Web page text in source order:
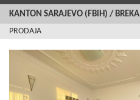
KANTON SARAJEVO (FBiH) / BREKA
PRODAJA